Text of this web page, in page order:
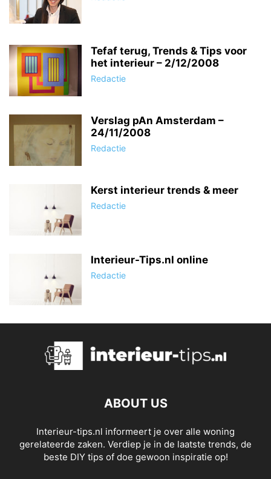
Tefaf terug, Trends & Tips voor
het interieur – 2/12/2008
Redactie
Verslag pAn Amsterdam –
24/11/2008
Redactie
Kerst interieur trends & meer
Redactie
Interieur-Tips.nl online
Redactie
ABOUT US
Interieur-tips.nl informeert je over alle woning
gerelateerde zaken. Verdiep je in de laatste trends, de
beste DIY tips of doe gewoon inspiratie op!